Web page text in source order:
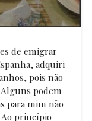
de emigrar
adquiri
pois não
podem
para mim não
Ao princípio